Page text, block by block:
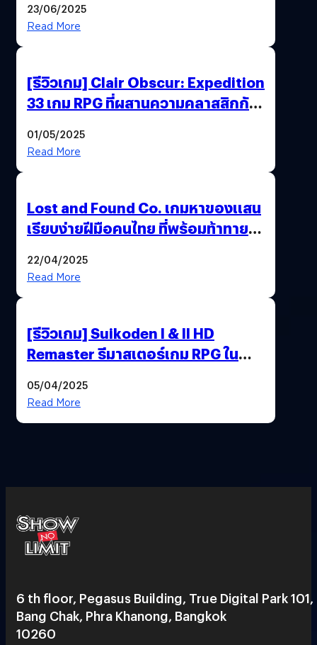
23/06/2025
Read More
[รีวิวเกม] Clair Obscur: Expedition
33 เกม RPG ที่ผสานความคลาสสิกกับ
01/05/2025
Read More
Lost and Found Co. เกมหาของแสน
เรียบง่ายฝีมือคนไทย ที่พร้อมท้าทาย
22/04/2025
Read More
[รีวิวเกม] Suikoden I & II HD
Remaster รีมาสเตอร์เกม RPG ใน
05/04/2025
Read More
6 th floor, Pegasus Building, True Digital Park 101,
Bang Chak, Phra Khanong, Bangkok
10260